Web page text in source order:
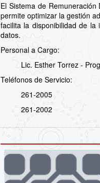
El Sistema de
permite optimizar la gestión
facilita la disponibilidad de
datos.
Personal a Cargo:
Lic. Esther Torrez -
Teléfonos de Servicio:
261-2005
261-2002